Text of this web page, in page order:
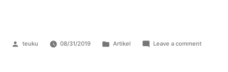
teuku 08/31/2019 Artikel Leave a comment